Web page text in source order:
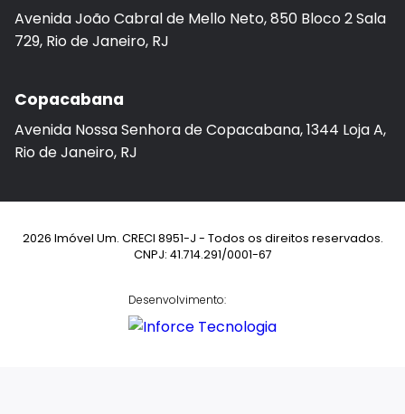
Avenida João Cabral de Mello Neto, 850 Bloco 2 Sala
729, Rio de Janeiro, RJ
Copacabana
Avenida Nossa Senhora de Copacabana, 1344 Loja A,
Rio de Janeiro, RJ
2026 Imóvel Um. CRECI 8951-J - Todos os direitos reservados.
CNPJ: 41.714.291/0001-67
Desenvolvimento: